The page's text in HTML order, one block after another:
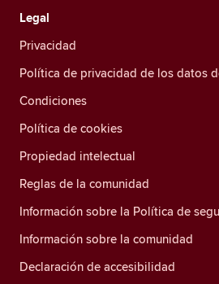
Legal
Privacidad
Política de privacidad de los datos
Condiciones
Política de cookies
Propiedad intelectual
Reglas de la comunidad
Información sobre la Política de
Información sobre la comunidad
Declaración de accesibilidad